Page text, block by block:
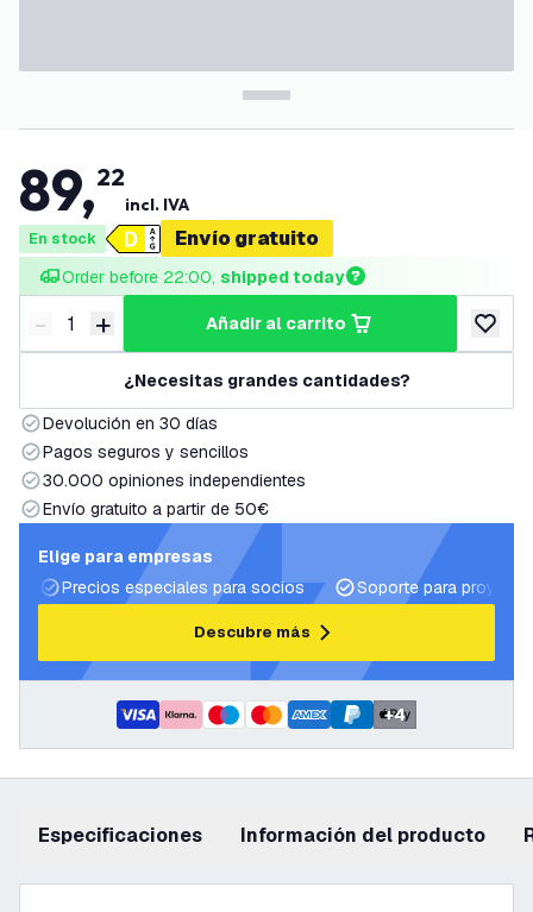
89,22
incl. IVA
En stock Envío gratuito
Order before 22:00, shipped today
Disminuir cantidad
- Aumentar cantidad
+ añadir al carrito
añadir
¿Necesitas grandes cantidades?
Devolución en 30 días
Pagos seguros y sencillos
30.000 opiniones independientes
Envío gratuito a partir de 50€
Elige para empresas
Precios especiales para socios
Soporte para
Descubre más
+4
Especificaciones información del producto